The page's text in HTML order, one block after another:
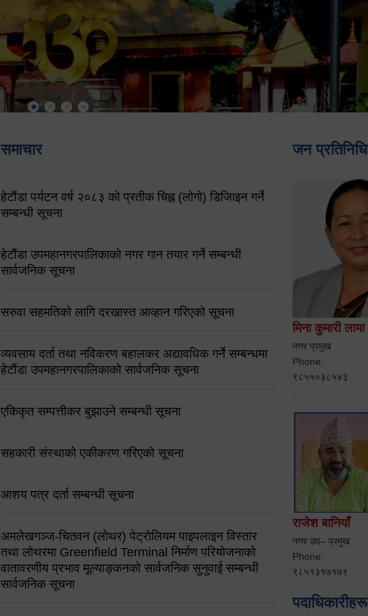
समाचार
हेटौंडा पर्यटन वर्ष २०८३ को प्रतीक चिह्न (लोगो) डिजिाइन गर्ने
सम्बन्धी सूचना
हेटौंडा उपमहानगरपालिकाको नगर गान तयार गर्ने सम्बन्धी
सार्वजनिक सूचना
सरुवा सहमतिको लागि दरखास्त आव्हान गरिएको सूचना
व्यवसाय दर्ता तथा नविकरण बहालकर अद्यावधिक गर्ने सम्बन्धमा
हेटौंडा उपमहानगरपालिकाको सार्वजनिक सूचना
एकिकृत सम्पत्तीकर बुझाउने सम्बन्धी सूचना
सहकारी संस्थाको एकीकरण गरिएको सूचना
आशय पत्र दर्ता सम्बन्धी सूचना
अमलेखगञ्ज-चितवन (लोथर) पेट्रोलियम पाइपलाइन विस्तार
तथा लोथरमा Greenfield Terminal निर्माण परियोजनाको
वातावरणीय प्रभाव मूल्याङ्कनको सार्वजनिक सुनुवाई सम्बन्धी
सार्वजनिक सूचना
जन प्रतिनिधि
मिना कुमारी लामा
नगर प्रमुख
Phone:
९८५५०३८५४३
राजेश बानियाँ
नगर उप– प्रमुख
Phone:
९८५१३१७१७९
पदाधिकारीहरू